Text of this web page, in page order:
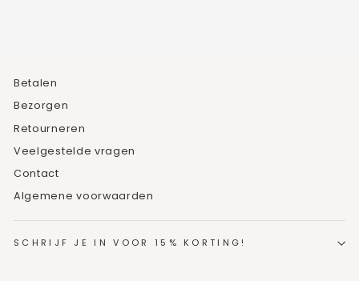
Betalen
Bezorgen
Retourneren
Veelgestelde vragen
Contact
Algemene voorwaarden
SCHRIJF JE IN VOOR 15% KORTING!